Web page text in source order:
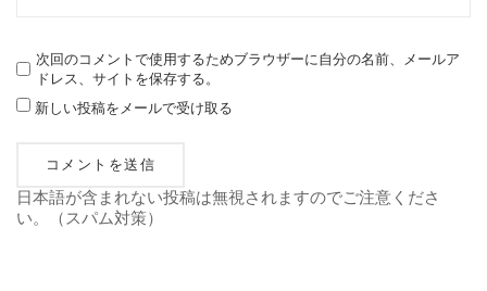
次回のコメントで使用するためブラウザーに自分の名前、メールア
ドレス、サイトを保存する。
新しい投稿をメールで受け取る
日本語が含まれない投稿は無視されますのでご注意くださ
い。（スパム対策）